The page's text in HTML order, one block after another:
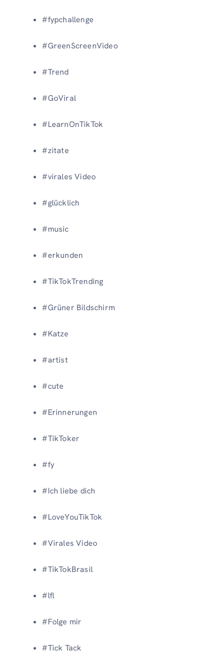
#fypchallenge
#GreenScreenVideo
#Trend
#GoViral
#LearnOnTikTok
#zitate
#virales Video
#glücklich
#music
#erkunden
#TikTokTrending
#Grüner Bildschirm
#Katze
#artist
#cute
#Erinnerungen
#TikToker
#fy
#Ich liebe dich
#LoveYouTikTok
#Virales Video
#TikTokBrasil
#lfl
#Folge mir
#Tick Tack